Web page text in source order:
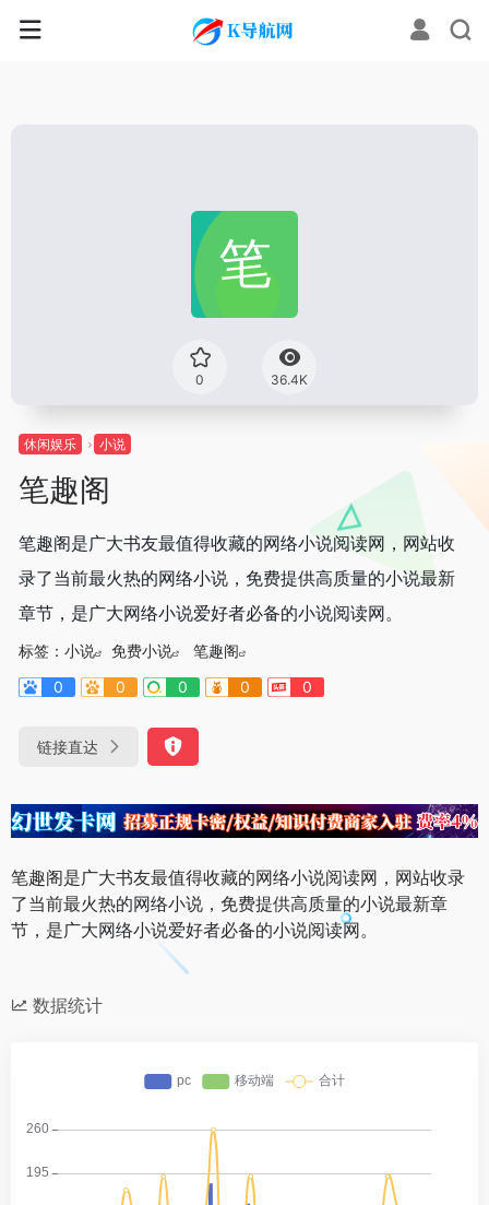
0 36.4K
休闲娱乐 小说
笔趣阁
笔趣阁是广大书友最值得收藏的网络小说阅读网，网站收
录了当前最火热的网络小说，免费提供高质量的小说最新
章节，是广大网络小说爱好者必备的小说阅读网。
标签： 小说 免费小说
笔趣阁
0
0 0 0 0
链接直达
笔趣阁是广大书友最值得收藏的网络小说阅读网，网站收录
了当前最火热的网络小说，免费提供高质量的小说最新章
节，是广大网络小说爱好者必备的小说阅读网。
数据统计